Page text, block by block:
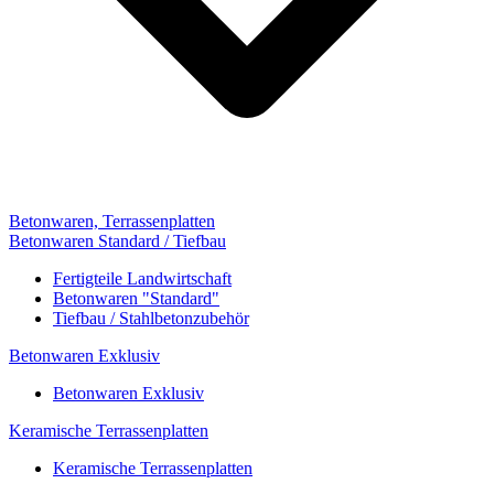
Betonwaren, Terrassenplatten
Betonwaren Standard / Tiefbau
Fertigteile Landwirtschaft
Betonwaren "Standard"
Tiefbau / Stahlbetonzubehör
Betonwaren Exklusiv
Betonwaren Exklusiv
Keramische Terrassenplatten
Keramische Terrassenplatten